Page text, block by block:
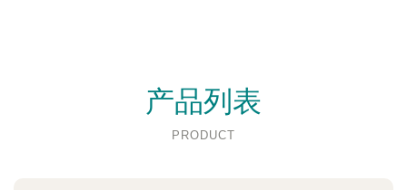
产品列表
PRODUCT